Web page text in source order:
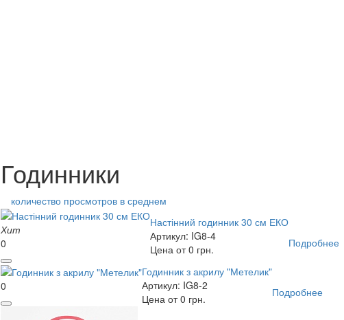
Годинники
количество просмотров в среднем
Хит
0
Настінний годинник 30 см ЕКО
Артикул: IG8-4
Цена от 0 грн.
Подробнее
0
Годинник з акрилу "Метелик"
Артикул: IG8-2
Цена от 0 грн.
Подробнее